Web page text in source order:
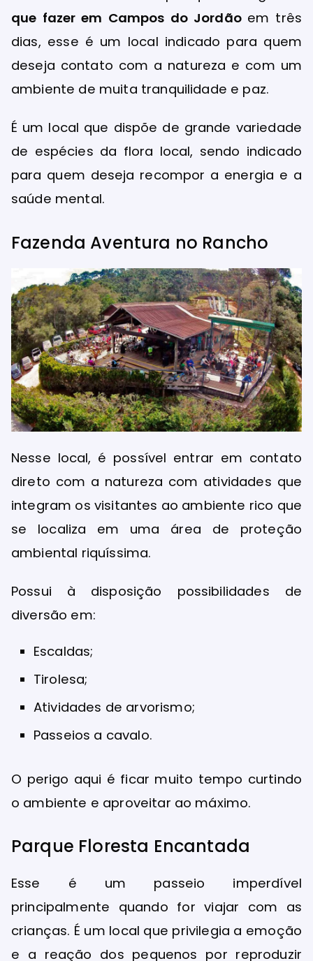
que fazer em Campos do Jordão em três
dias, esse é um local indicado para quem
deseja contato com a natureza e com um
ambiente de muita tranquilidade e paz.
É um local que dispõe de grande variedade
de espécies da flora local, sendo indicado
para quem deseja recompor a energia e a
saúde mental.
Fazenda Aventura no Rancho
Nesse local, é possível entrar em contato
direto com a natureza com atividades que
integram os visitantes ao ambiente rico que
se localiza em uma área de proteção
ambiental riquíssima.
Possui à disposição possibilidades de
diversão em:
Escaldas;
Tirolesa;
Atividades de arvorismo;
Passeios a cavalo.
O perigo aqui é ficar muito tempo curtindo
o ambiente e aproveitar ao máximo.
Parque Floresta Encantada
Esse é um passeio imperdível
principalmente quando for viajar com as
crianças. É um local que privilegia a emoção
e a reação dos pequenos por reproduzir